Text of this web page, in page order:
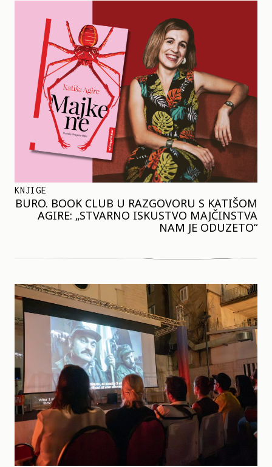
KNJIGE
BURO. BOOK CLUB U RAZGOVORU S KATIŠOM
AGIRE: „STVARNO ISKUSTVO MAJČINSTVA
NAM JE ODUZETO“